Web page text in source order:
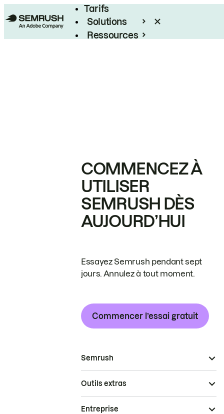
Tarifs
Solutions
Ressources
COMMENCEZ À
UTILISER
SEMRUSH DÈS
AUJOURD’HUI
Essayez Semrush pendant sept
jours. Annulez à tout moment.
Commencer l’essai gratuit
Semrush
Outils extras
Entreprise